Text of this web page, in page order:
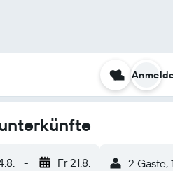
- Fr 21.8. 2 Gäste,